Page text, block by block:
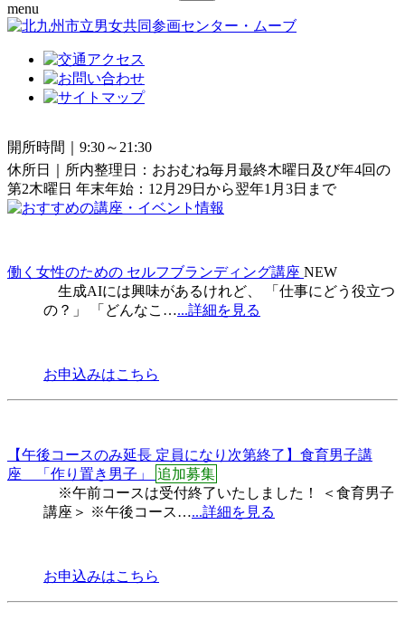
menu
開所時間｜9:30～21:30
休所日｜所内整理日：おおむね毎月最終木曜日及び年4回の
第2木曜日 年末年始：12月29日から翌年1月3日まで
働く女性のための セルフブランディング講座 NEW
生成AIには興味があるけれど、 「仕事にどう役立つ
の？」 「どんなこ…...詳細を見る
お申込みはこちら
【午後コースのみ延長 定員になり次第終了】食育男子講
座 「作り置き男子」
追加募集
※午前コースは受付終了いたしました！ ＜食育男子
講座＞ ※午後コース…...詳細を見る
お申込みはこちら